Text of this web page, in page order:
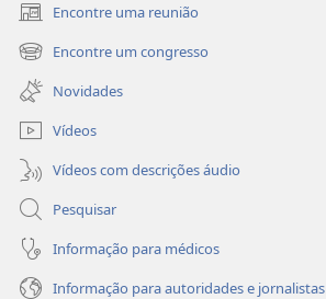
Encontre uma reunião
(abre
uma
nova
janela)
Encontre um congresso
(abre
uma
nova
janela)
Novidades
Vídeos
Vídeos com descrições áudio
Pesquisar
Informação para médicos
Informação para autoridades e jornalistas